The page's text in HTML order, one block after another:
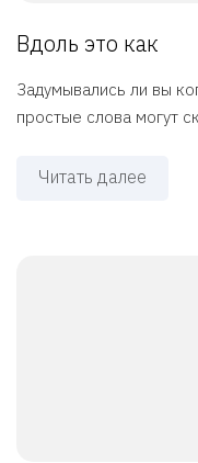
Вдоль это как
Задумывались ли вы
простые слова могут
Читать далее